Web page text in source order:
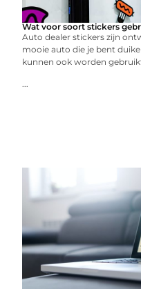
Wat voor soort stickers
Auto dealer stickers zijn
mooie auto die je bent
kunnen ook worden
...